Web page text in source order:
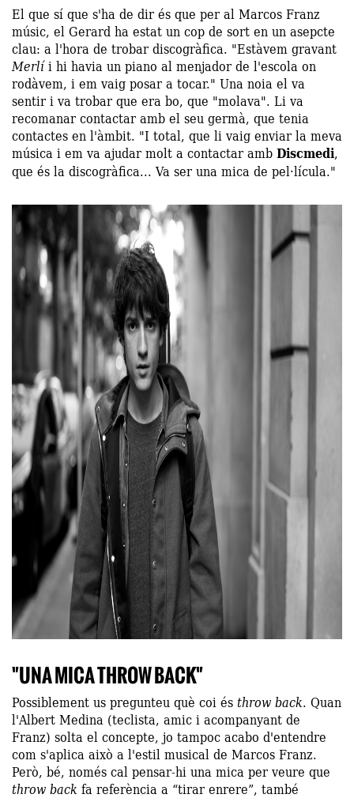
El que sí que s'ha de dir és que per al Marcos Franz
músic, el Gerard ha estat un cop de sort en un asepcte
clau: a l'hora de trobar discogràfica. "Estàvem gravant
Merlíi hi havia un piano al menjador de l'escola on
rodàvem, i em vaig posar a tocar." Una noia el va
sentir i va trobar que era bo, que "molava". Li va
recomanar contactar amb el seu germà, que tenia
contactes en l'àmbit. "I total, que li vaig enviar la meva
música i em va ajudar molt a contactar ambDiscmedi,
que és la discogràfica... Va ser una mica de pel·lícula."
"UNA MICA THROW BACK"
Possiblement us pregunteu què coi ésthrow back. Quan
l'Albert Medina (teclista, amic i acompanyant de
Franz) solta el concepte, jo tampoc acabo d'entendre
com s'aplica això a l'estil musical de Marcos Franz.
Però, bé, només cal pensar-hi una mica per veure que
throw back fa referència a “tirar enrere”, també